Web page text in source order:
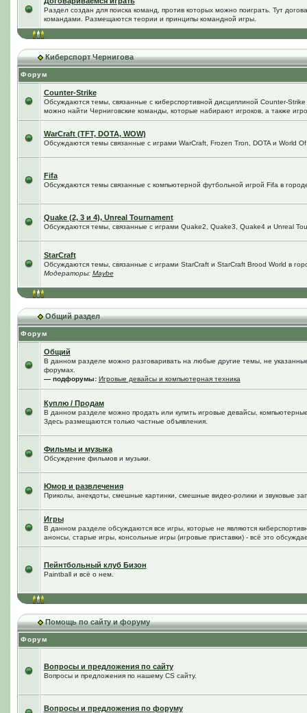
Раздел создан для поиска команд, против которых можно поиграть. Тут
командами. Размещаются теории и принципы командной игры.
Киберспорт Чернигова
Форум
Counter-Strike
Обсуждаются темы, связанные с киберспортивной дисциплиной Counter-Strike
можно найти Черниговские команды, которые набирают игроков, а также
WarCraft (TFT, DOTA, WOW)
Обсуждаются темы связанные с играми WarCraft, Frozen Tron, DOTA и World
Fifa
Обсуждаются темы связанные с компьютерной футбольной игрой Fifa в
Quake (2, 3 и 4), Unreal Tournament
Обсуждаются темы, связанные с играми Quake2, Quake3, Quake4 и Unreal
StarCraft
Обсуждаются темы, связанные с играми StarCraft и StarCraft Brood World в
Модераторы: Maybe
Общий раздел
Форум
Общий
В данном разделе можно разговаривать на любые другие темы, не
форумах.
— подфорумы: Игровые девайсы и компьютерная техника
Куплю / Продам
В данном разделе можно продать или купить игровые девайсы,
Здесь размещаются только частные объявления.
Фильмы и музыка
Обсуждение фильмов и музыки.
Юмор и развлечения
Приколы, анекдоты, смешные картинки, смешные видео-ролики и звуковые
Игры
В данном разделе обсуждаются все игры, которые не являются
анонсы, старые игры, консольные игры (игровые приставки) - всё это
Пейнтбольный клуб Бизон
Paintball и всё о нем.
Помощь по сайту и форуму
Форум
Вопросы и предложения по сайту
Вопросы и предложения по нашему CS сайту.
Вопросы и предложения по форуму